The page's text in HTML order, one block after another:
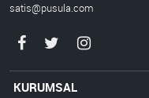
satis@pusula.com
KURUMSAL